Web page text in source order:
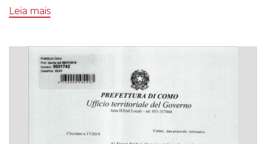
Leia mais